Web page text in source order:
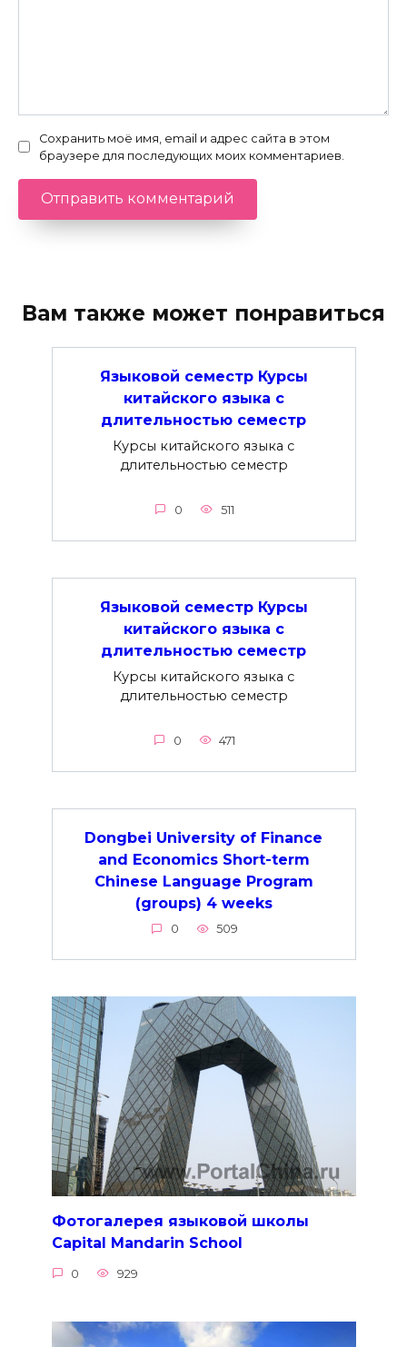
Сохранить моё имя, email и адрес сайта в этом
браузере для последующих моих комментариев.
Вам также может понравиться
Языковой семестр Курсы
китайского языка с
длительностью семестр
Курсы китайского языка с
длительностью семестр
0 511
Языковой семестр Курсы
китайского языка с
длительностью семестр
Курсы китайского языка с
длительностью семестр
0 471
Dongbei University of Finance
and Economics Short-term
Chinese Language Program
(groups) 4 weeks
0 509
Фотогалерея языковой школы
Capital Mandarin School
0 929